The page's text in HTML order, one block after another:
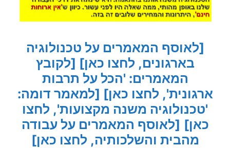
[לאוסף המאמרים על טכנולוגיה
בארגונים, לחצו כאן] [לקובץ
המאמרים: 'הכל על תרבות
ארגונית', לחצו כאן] [למאמר דומה:
'טכנולוגיה משנה מקצועות', לחצו
כאן] [לאוסף המאמרים על עבודה
מהבית והשלכותיה, לחצו כאן]